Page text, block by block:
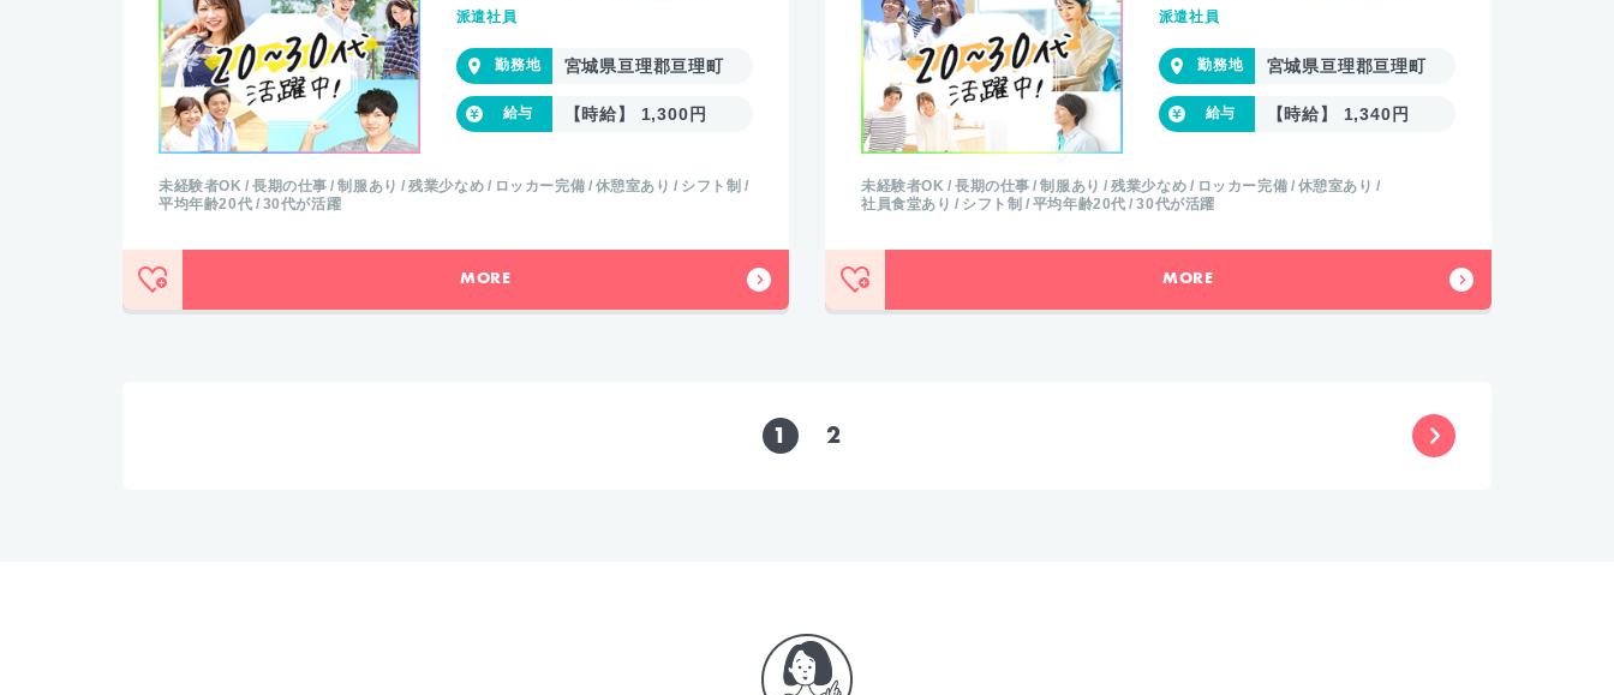
派遣社員
宮城県亘理郡亘理町
【時給】 1,300円
未経験者OK 長期の仕事 制服あり 残業少なめ ロッカー完備 休憩室あり
シフト制
平均年齢20代
30代が活躍
MORE
派遣社員
宮城県亘理郡亘理町
【時給】 1,340円
未経験者OK 長期の仕事 制服あり 残業少なめ ロッカー完備
休憩室あり
社員食堂あり
シフト制 平均年齢20代 30代が活躍
MORE
1 2